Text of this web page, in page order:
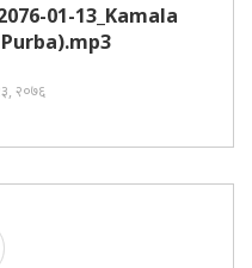
01-13_Kamala
२०७६